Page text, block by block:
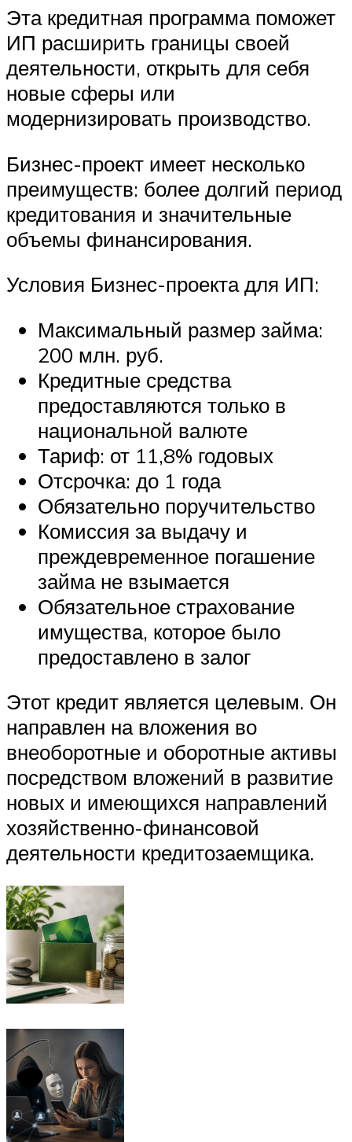
Эта кредитная программа поможет
ИП расширить границы своей
деятельности, открыть для себя
новые сферы или
модернизировать производство.
Бизнес-проект имеет несколько
преимуществ: более долгий период
кредитования и значительные
объемы финансирования.
Условия Бизнес-проекта для ИП:
Максимальный размер займа:
200 млн. руб.
Кредитные средства
предоставляются только в
национальной валюте
Тариф: от 11,8% годовых
Отсрочка: до 1 года
Обязательно поручительство
Комиссия за выдачу и
преждевременное погашение
займа не взымается
Обязательное страхование
имущества, которое было
предоставлено в залог
Этот кредит является целевым. Он
направлен на вложения во
внеоборотные и оборотные активы
посредством вложений в развитие
новых и имеющихся направлений
хозяйственно-финансовой
деятельности кредитозаемщика.